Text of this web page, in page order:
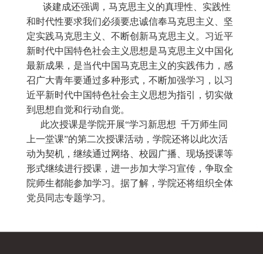
谈建成还强调，马克思主义的真理性、实践性
和时代性要求我们必须要忠诚信奉马克思主义、坚
定实践马克思主义、不断创新马克思主义。习近平
新时代中国特色社会主义思想是马克思主义中国化
最新成果，是当代中国马克思主义的实践伟力，感
召广大青年要通过多种形式，不断加强学习，以习
近平新时代中国特色社会主义思想为指引，切实做
到思想自觉和行动自觉。
此次授课是学院开展“学习新思想 千万师生同
上一堂课”的第二次授课活动，学院还将以此次活
动为契机，继续通过网络、校园广播、现场授课等
形式继续进行授课，进一步加大学习宣传，争取全
院师生都能参加学习。据了解，学院还将组织全体
党员同志专题学习。